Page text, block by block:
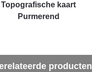
Topografische kaart
Purmerend
producten